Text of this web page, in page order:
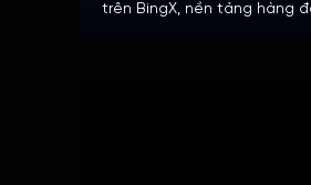
trên BingX, nền tảng hàng